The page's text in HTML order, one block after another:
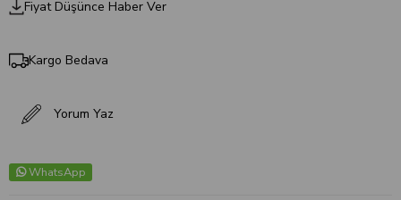
Fiyat Düşünce Haber Ver
Kargo Bedava
Yorum Yaz
WhatsApp